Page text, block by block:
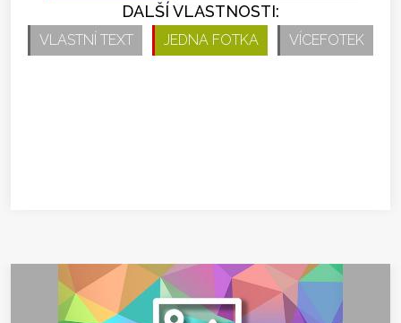
DALŠÍ VLASTNOSTI:
VLASTNÍ TEXT JEDNA FOTKA VÍCEFOTEK